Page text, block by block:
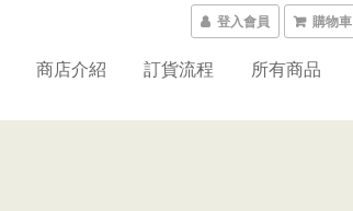
登入會員 購物車
商店介紹 訂貨流程 所有商品